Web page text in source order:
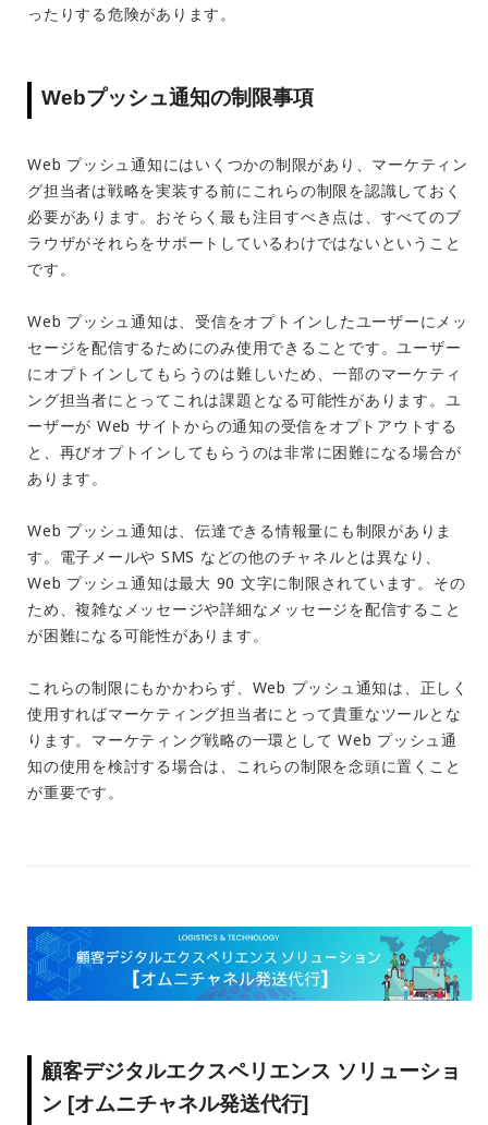
ったりする危険があります。
Webプッシュ通知の制限事項
Web プッシュ通知にはいくつかの制限があり、マーケティン
グ担当者は戦略を実装する前にこれらの制限を認識しておく
必要があります。おそらく最も注目すべき点は、すべてのブ
ラウザがそれらをサポートしているわけではないということ
です。
Web プッシュ通知は、受信をオプトインしたユーザーにメッ
セージを配信するためにのみ使用できることです。ユーザー
にオプトインしてもらうのは難しいため、一部のマーケティ
ング担当者にとってこれは課題となる可能性があります。ユ
ーザーが Web サイトからの通知の受信をオプトアウトする
と、再びオプトインしてもらうのは非常に困難になる場合が
あります。
Web プッシュ通知は、伝達できる情報量にも制限がありま
す。電子メールや SMS などの他のチャネルとは異なり、
Web プッシュ通知は最大 90 文字に制限されています。その
ため、複雑なメッセージや詳細なメッセージを配信すること
が困難になる可能性があります。
これらの制限にもかかわらず、Web プッシュ通知は、正しく
使用すればマーケティング担当者にとって貴重なツールとな
ります。マーケティング戦略の一環として Web プッシュ通
知の使用を検討する場合は、これらの制限を念頭に置くこと
が重要です。
顧客デジタルエクスペリエンス ソリューショ
ン [オムニチャネル発送代行]